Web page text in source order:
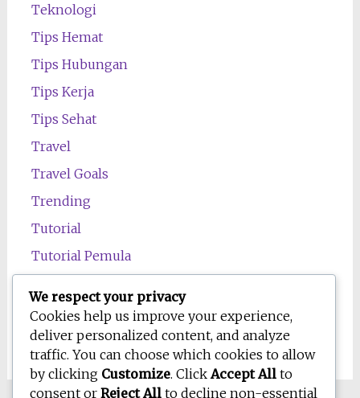
Teknologi
Tips Hemat
Tips Hubungan
Tips Kerja
Tips Sehat
Travel
Travel Goals
Trending
Tutorial
Tutorial Pemula
Wawasan
Wellness
We respect your privacy
Cookies help us improve your experience,
deliver personalized content, and analyze
traffic. You can choose which cookies to allow
by clicking Customize. ClickAccept All to
consent or Reject All to decline non-essential